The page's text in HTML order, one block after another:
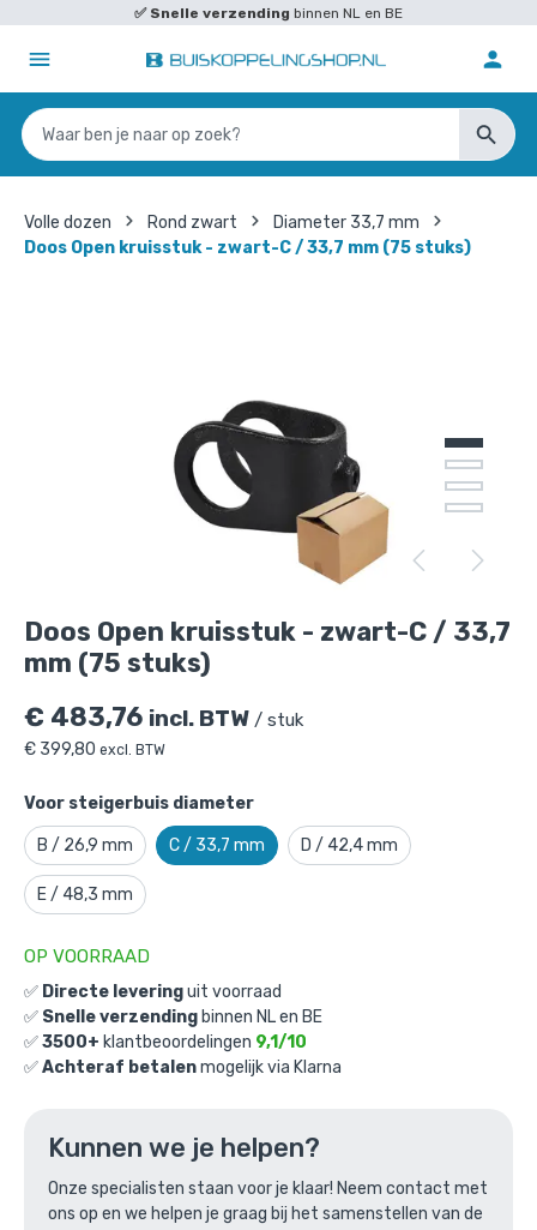
✅ Snelle verzending binnen NL en BE
Volle dozen Rond zwart
Diameter 33,7 mm
Doos Open kruisstuk - zwart-C / 33,7 mm (75 stuks)
Doos Open kruisstuk - zwart-C / 33,7
mm (75 stuks)
€ 483,76 incl. BTW / stuk
€ 399,80 excl. BTW
Voor steigerbuis diameter
B / 26,9 mm C / 33,7 mm D / 42,4 mm
E / 48,3 mm
OP VOORRAAD
✅ Directe leveringuit voorraad
✅ Snelle verzending binnen NL en BE
✅3500+ klantbeoordelingen 9,1/10
✅Achteraf betalenmogelijk via Klarna
Kunnen we je helpen?
Onze specialisten staan voor je klaar! Neem contact met
ons op en we helpen je graag bij het samenstellen van de
Doos Open kruisstuk - zwart-C / 33,7 mm
Doos Open kruisstuk - zwart-C / 33,7
mm (75 stuks)
Productnummer: D101033ZWC
€483,76 incl. BTW / stuk
€399,80 excl. BTW
of verder winkelen